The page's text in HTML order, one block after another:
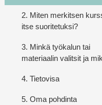
2. Miten merkitsen
itse suoritetuksi?
3. Minkä työkalun tai
materiaalin valitsit ja
4. Tietovisa
5. Oma pohdinta